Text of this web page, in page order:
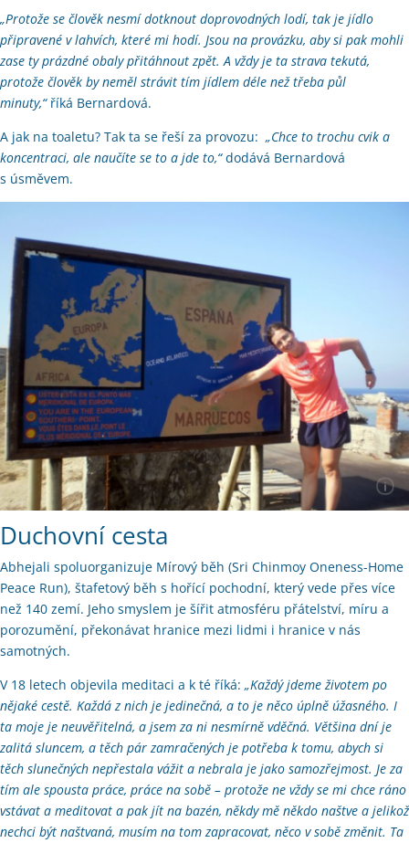
„Protože se člověk nesmí dotknout doprovodných lodí, tak je jídlo
připravené v lahvích, které mi hodí. Jsou na provázku, aby si pak mohli
zase ty prázdné obaly přitáhnout zpět. A vždy je ta strava tekutá,
protože člověk by neměl strávit tím jídlem déle než třeba půl
minuty,“ říká Bernardová.
A jak na toaletu? Tak ta se řeší za provozu: „Chce to trochu cvik a
koncentraci, ale naučíte se to a jde to,“dodává Bernardová
s úsměvem.
Duchovní cesta
Abhejali spoluorganizuje Mírový běh (Sri Chinmoy Oneness-Home
Peace Run), štafetový běh s hořící pochodní, který vede přes více
než 140 zemí. Jeho smyslem je šířit atmosféru přátelství, míru a
porozumění, překonávat hranice mezi lidmi i hranice v nás
samotných.
V 18 letech objevila meditaci a k té říká: „Každý jdeme životem po
nějaké cestě. Každá z nich je jedinečná, a to je něco úplně úžasného. I
ta moje je neuvěřitelná, a jsem za ni nesmírně vděčná. Většina dní je
zalitá sluncem, a těch pár zamračených je potřeba k tomu, abych si
těch slunečných nepřestala vážit a nebrala je jako samozřejmost. Je za
tím ale spousta práce, práce na sobě – protože ne vždy se mi chce ráno
vstávat a meditovat a pak jít na bazén, někdy mě někdo naštve a jelikož
nechci být naštvaná, musím na tom zapracovat, něco v sobě změnit. Ta